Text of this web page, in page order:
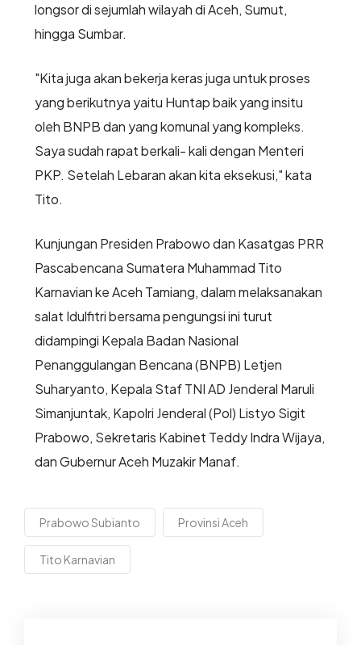
longsor di sejumlah wilayah di Aceh, Sumut,
hingga Sumbar.
"Kita juga akan bekerja keras juga untuk proses
yang berikutnya yaitu Huntap baik yang insitu
oleh BNPB dan yang komunal yang kompleks.
Saya sudah rapat berkali- kali dengan Menteri
PKP. Setelah Lebaran akan kita eksekusi," kata
Tito.
Kunjungan Presiden Prabowo dan Kasatgas PRR
Pascabencana Sumatera Muhammad Tito
Karnavian ke Aceh Tamiang, dalam melaksanakan
salat Idulfitri bersama pengungsi ini turut
didampingi Kepala Badan Nasional
Penanggulangan Bencana (BNPB) Letjen
Suharyanto, Kepala Staf TNI AD Jenderal Maruli
Simanjuntak, Kapolri Jenderal (Pol) Listyo Sigit
Prabowo, Sekretaris Kabinet Teddy Indra Wijaya,
dan Gubernur Aceh Muzakir Manaf.
Prabowo Subianto Provinsi Aceh
Tito Karnavian